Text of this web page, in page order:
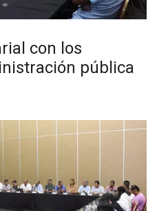
con los
pública